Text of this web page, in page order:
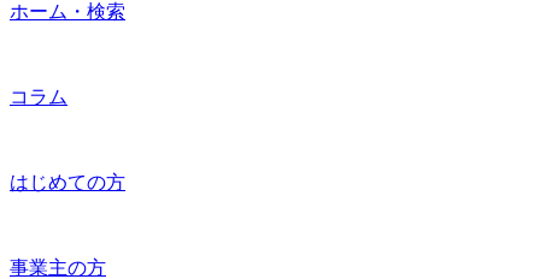
ホーム・検索
コラム
はじめての方
事業主の方